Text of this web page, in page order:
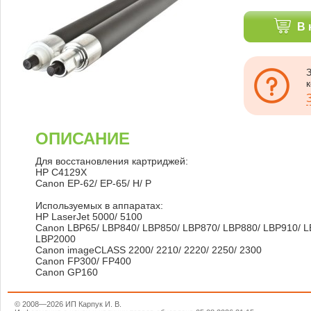
В
ОПИСАНИЕ
Для восстановления картриджей:
HP C4129X
Canon EP-62/ EP-65/ H/ P
Используемых в аппаратах:
HP LaserJet 5000/ 5100
Canon LBP65/ LBP840/ LBP850/ LBP870/ LBP880/ LBP910/
LBP2000
Canon imageCLASS 2200/ 2210/ 2220/ 2250/ 2300
Canon FP300/ FP400
Canon GP160
© 2008—2026 ИП Карпук И. В.